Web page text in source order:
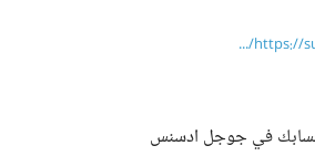
https://
في جوجل ادسنس